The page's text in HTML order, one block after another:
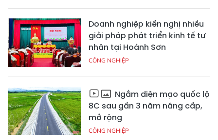
Doanh nghiệp kiến nghị nhiều
giải pháp phát triển kinh tế tư
nhân tại Hoành Sơn
CÔNG NGHIỆP
Ngắm diện mạo quốc lộ
8C sau gần 3 năm nâng cấp,
mở rộng
CÔNG NGHIỆP